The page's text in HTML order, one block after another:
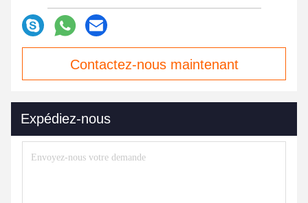
Contactez-nous maintenant
Expédiez-nous